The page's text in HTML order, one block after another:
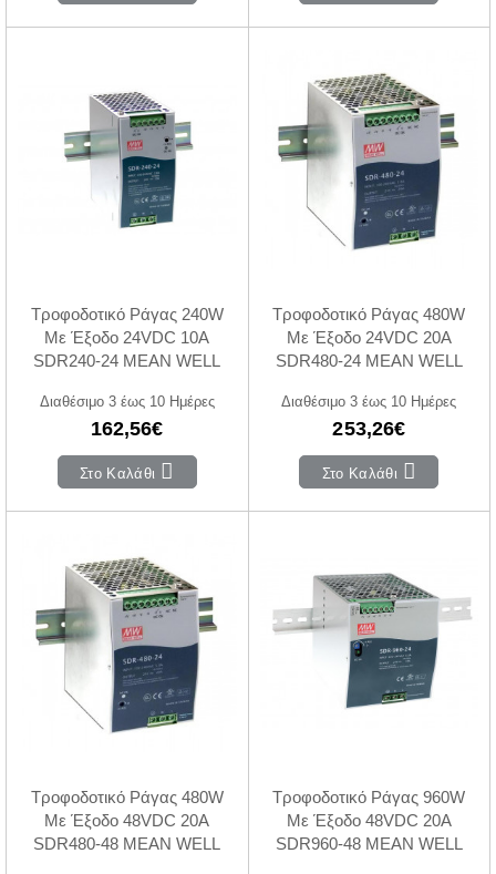
Τροφοδοτικό Ράγας 240W
Με Έξοδο 24VDC 10A
SDR240-24 MEAN WELL
Διαθέσιμο 3 έως 10 Ημέρες
162,56€
Στο Καλάθι
Τροφοδοτικό Ράγας 480W
Με Έξοδο 24VDC 20A
SDR480-24 MEAN WELL
Διαθέσιμο 3 έως 10 Ημέρες
253,26€
Στο Καλάθι
Τροφοδοτικό Ράγας 480W
Με Έξοδο 48VDC 20A
SDR480-48 MEAN WELL
Τροφοδοτικό Ράγας 960W
Με Έξοδο 48VDC 20A
SDR960-48 MEAN WELL